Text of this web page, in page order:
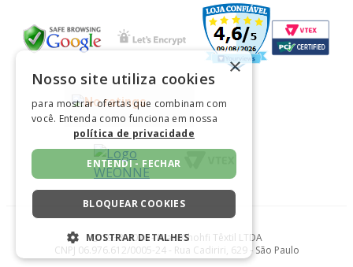
@ 1933-2026 - Niazi Chohfi Têxtil LTDA
CNPJ 06.976.612/0005-24 - Rua Cadiriri, 629 - São Paulo
×
Nosso site utiliza cookies
para mostrar ofertas que combinam com
você. Entenda como funciona em nossa
política de privacidade
ENTENDI - FECHAR
BLOQUEAR COOKIES
MOSTRAR DETALHES